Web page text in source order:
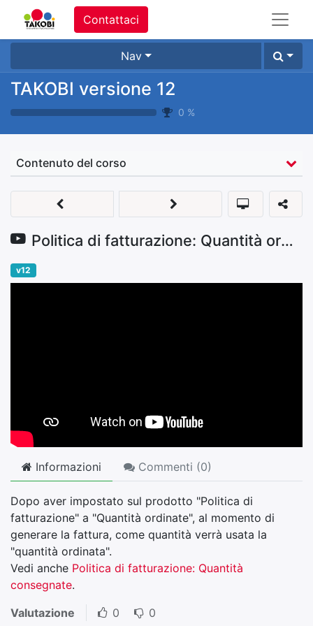
Contattaci
Nav
TAKOBI versione 12
0 %
Contenuto del corso
Politica di fatturazione: Quantità ordinate
v12
Informazioni Commenti (0)
Dopo aver impostato sul prodotto "Politica di
fatturazione" a "Quantità ordinate", al momento di
generare la fattura, come quantità verrà usata la
"quantità ordinata".
Vedi anche Politica di fatturazione: Quantità
consegnate.
Valutazione
0 0